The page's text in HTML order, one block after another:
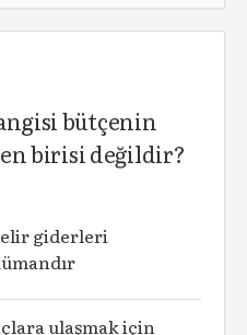
bütçenin
birisi değildir?
giderleri
ulaşmak için